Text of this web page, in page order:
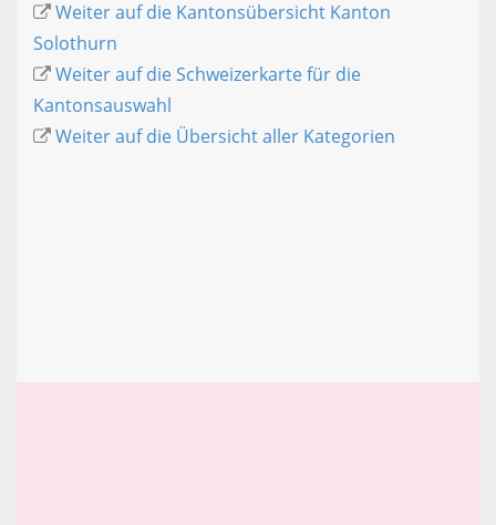
Weiter auf die Kantonsübersicht Kanton
Solothurn
Weiter auf die Schweizerkarte für die
Kantonsauswahl
Weiter auf die Übersicht aller Kategorien